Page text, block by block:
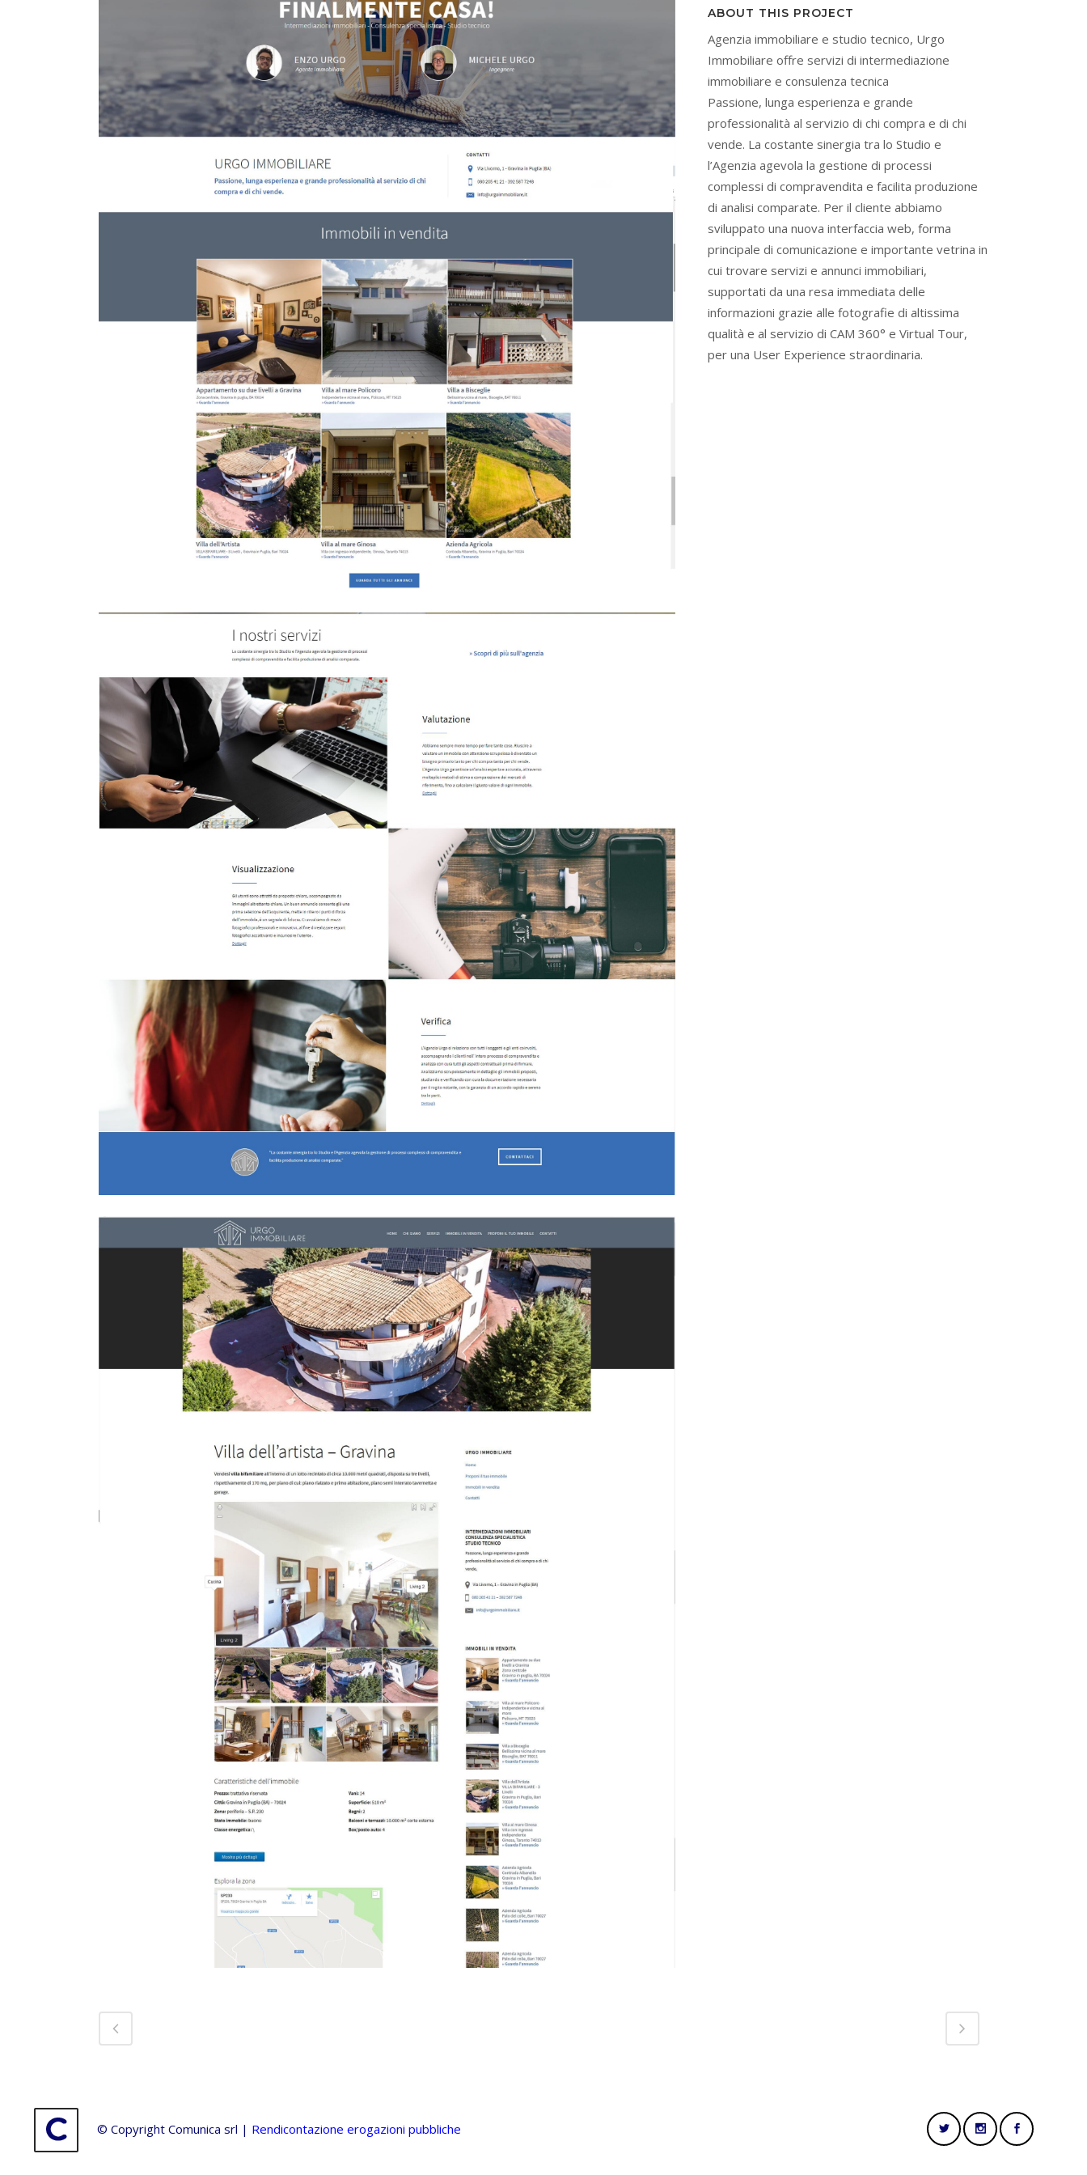
ABOUT THIS PROJECT
Agenzia immobiliare e studio tecnico, Urgo
Immobiliare offre servizi di intermediazione
immobiliare e consulenza tecnica
Passione, lunga esperienza e grande
professionalità al servizio di chi compra e di chi
vende. La costante sinergia tra lo Studio e
l’Agenzia agevola la gestione di processi
complessi di compravendita e facilita produzione
di analisi comparate. Per il cliente abbiamo
sviluppato una nuova interfaccia web, forma
principale di comunicazione e importante vetrina in
cui trovare servizi e annunci immobiliari,
supportati da una resa immediata delle
informazioni grazie alle fotografie di altissima
qualità e al servizio di CAM 360° e Virtual Tour,
per una User Experience straordinaria.
© Copyright Comunica srl | Rendicontazione erogazioni pubbliche